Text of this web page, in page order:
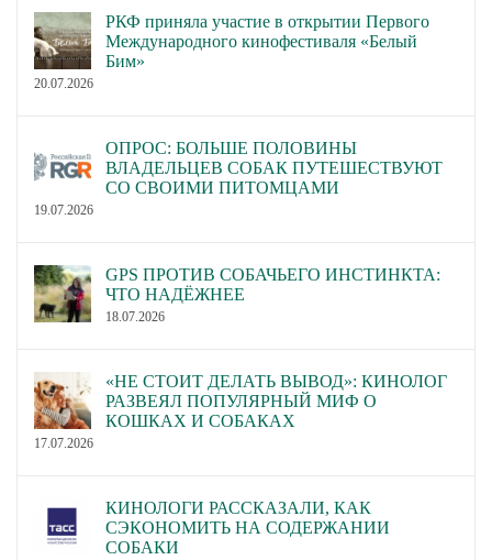
РКФ приняла участие в открытии Первого
Международного кинофестиваля «Белый
Бим»
20.07.2026
ОПРОС: БОЛЬШЕ ПОЛОВИНЫ
ВЛАДЕЛЬЦЕВ СОБАК ПУТЕШЕСТВУЮТ
СО СВОИМИ ПИТОМЦАМИ
19.07.2026
GPS ПРОТИВ СОБАЧЬЕГО ИНСТИНКТА:
ЧТО НАДЁЖНЕЕ
18.07.2026
«НЕ СТОИТ ДЕЛАТЬ ВЫВОД»: КИНОЛОГ
РАЗВЕЯЛ ПОПУЛЯРНЫЙ МИФ О
КОШКАХ И СОБАКАХ
17.07.2026
КИНОЛОГИ РАССКАЗАЛИ, КАК
СЭКОНОМИТЬ НА СОДЕРЖАНИИ
СОБАКИ